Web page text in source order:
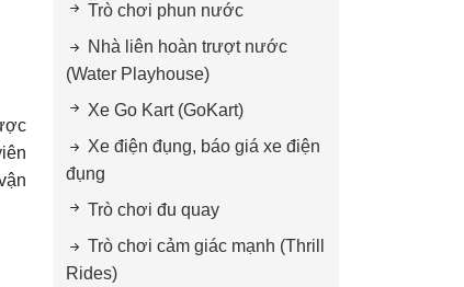
Trò chơi phun nước
Nhà liên hoàn trượt nước
(Water Playhouse)
Xe Go Kart (GoKart)
Xe điện đụng, báo giá xe điện
đụng
Trò chơi đu quay
Trò chơi cảm giác mạnh (Thrill
Rides)